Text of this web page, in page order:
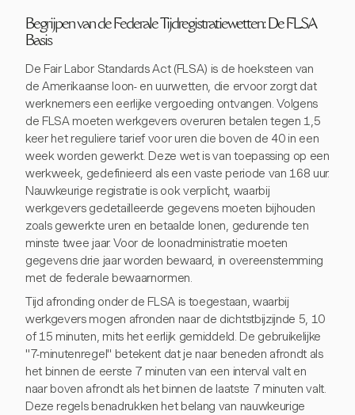
Begrijpen van de Federale Tijdregistratiewetten: De FLSA
Basis
De Fair Labor Standards Act (FLSA) is de hoeksteen van
de Amerikaanse loon- en uurwetten, die ervoor zorgt dat
werknemers een eerlijke vergoeding ontvangen. Volgens
de FLSA moeten werkgevers overuren betalen tegen 1,5
keer het reguliere tarief voor uren die boven de 40 in een
week worden gewerkt. Deze wet is van toepassing op een
werkweek, gedefinieerd als een vaste periode van 168 uur.
Nauwkeurige registratie is ook verplicht, waarbij
werkgevers gedetailleerde gegevens moeten bijhouden
zoals gewerkte uren en betaalde lonen, gedurende ten
minste twee jaar. Voor de loonadministratie moeten
gegevens drie jaar worden bewaard, in overeenstemming
met de federale bewaarnormen.
Tijd afronding onder de FLSA is toegestaan, waarbij
werkgevers mogen afronden naar de dichtstbijzijnde 5, 10
of 15 minuten, mits het eerlijk gemiddeld. De gebruikelijke
"7-minutenregel" betekent dat je naar beneden afrondt als
het binnen de eerste 7 minuten van een interval valt en
naar boven afrondt als het binnen de laatste 7 minuten valt.
Deze regels benadrukken het belang van nauwkeurige